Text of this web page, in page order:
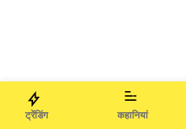
ट्रेंडिंग कहानियां